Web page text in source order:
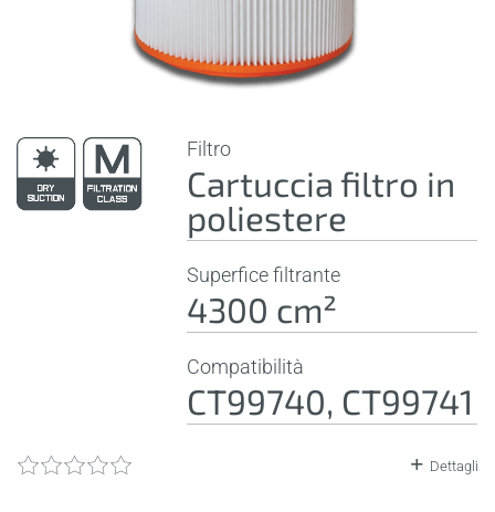
Filtro
Cartuccia filtro in
poliestere
Superfice filtrante
4300 cm²
Compatibilità
CT99740, CT99741
Dettagli